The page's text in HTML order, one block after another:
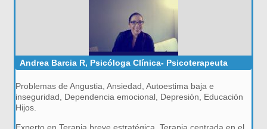
Andrea Barcia R, Psicóloga Clínica- Psicoterapeuta
Problemas de Angustia, Ansiedad, Autoestima baja e
inseguridad, Dependencia emocional, Depresión, Educación
Hijos.